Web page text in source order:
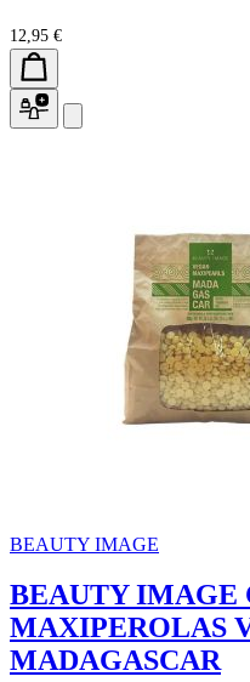
12,95 €
BEAUTY IMAGE
BEAUTY IMAGE
MAXIPEROLAS
MADAGASCAR